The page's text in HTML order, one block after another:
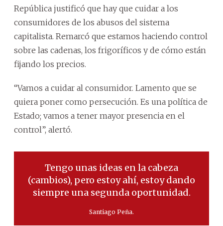
República justificó que hay que cuidar a los
consumidores de los abusos del sistema
capitalista. Remarcó que estamos haciendo control
sobre las cadenas, los frigoríficos y de cómo están
fijando los precios.
“Vamos a cuidar al consumidor. Lamento que se
quiera poner como persecución. Es una política de
Estado; vamos a tener mayor presencia en el
control”, alertó.
Tengo unas ideas en la cabeza
(cambios), pero estoy ahí, estoy dando
siempre una segunda oportunidad.
Santiago Peña.